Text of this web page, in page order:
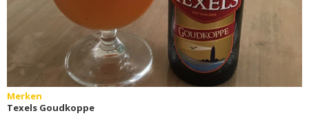
Merken
Texels Goudkoppe